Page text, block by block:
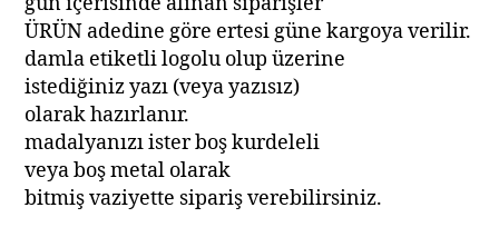
ÜRÜN adedine göre ertesi güne kargoya verilir.
damla etiketli logolu olup üzerine
istediğiniz yazı (veya yazısız)
olarak hazırlanır.
madalyanızı ister boş kurdeleli
veya boş metal olarak
bitmiş vaziyette sipariş verebilirsiniz.